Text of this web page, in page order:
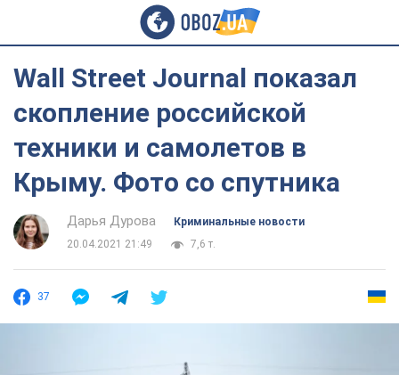
Wall Street Journal показал
скопление российской
техники и самолетов в
Крыму. Фото со спутника
Дарья Дурова
Криминальные новости
20.04.2021 21:49
7,6 т.
37